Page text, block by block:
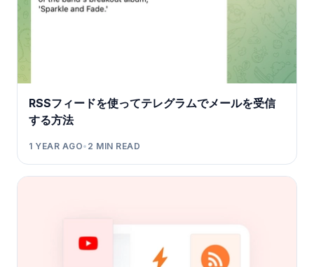
RSSフィードを使ってテレグラムでメールを受信
する方法
1 YEAR AGO• 2 MIN READ